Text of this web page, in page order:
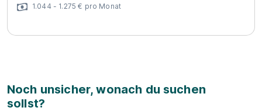
1.044 - 1.275 € pro Monat
Noch unsicher, wonach du suchen
sollst?